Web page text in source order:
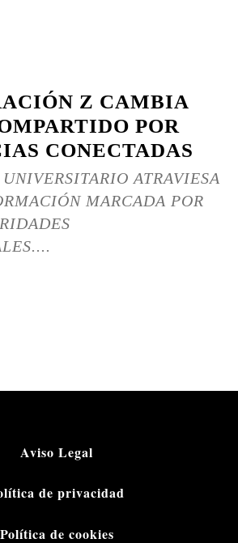
Z CAMBIA
POR
CONECTADAS
ATRAVIESA
MARCADA POR
Aviso Legal
de privacidad
Política de cookies